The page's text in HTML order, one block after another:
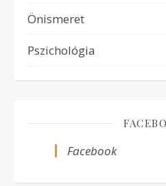
Önismeret
Pszichológia
Facebook